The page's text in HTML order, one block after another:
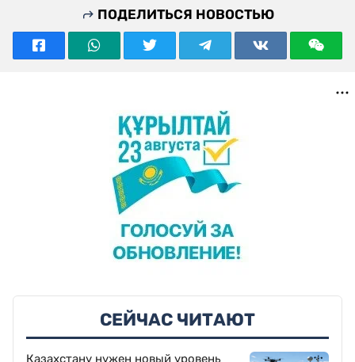
ПОДЕЛИТЬСЯ НОВОСТЬЮ
СЕЙЧАС ЧИТАЮТ
Казахстану нужен новый уровень